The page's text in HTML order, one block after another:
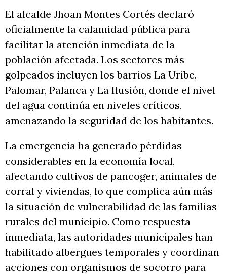
El alcalde Jhoan Montes Cortés declaró
oficialmente la calamidad pública para
facilitar la atención inmediata de la
población afectada. Los sectores más
golpeados incluyen los barrios La Uribe,
Palomar, Palanca y La Ilusión, donde el nivel
del agua continúa en niveles críticos,
amenazando la seguridad de los habitantes.
La emergencia ha generado pérdidas
considerables en la economía local,
afectando cultivos de pancoger, animales de
corral y viviendas, lo que complica aún más
la situación de vulnerabilidad de las familias
rurales del municipio. Como respuesta
inmediata, las autoridades municipales han
habilitado albergues temporales y coordinan
acciones con organismos de socorro para